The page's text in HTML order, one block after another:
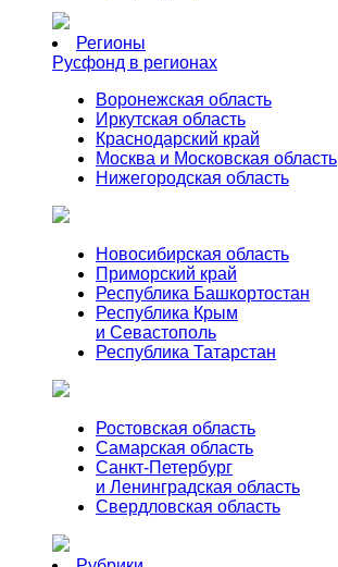
Регионы
Русфонд в регионах
Воронежская область
Иркутская область
Краснодарский край
Москва и Московская область
Нижегородская область
Новосибирская область
Приморский край
Республика Башкортостан
Республика Крым
и Севастополь
Республика Татарстан
Ростовская область
Самарская область
Санкт-Петербург
и Ленинградская область
Свердловская область